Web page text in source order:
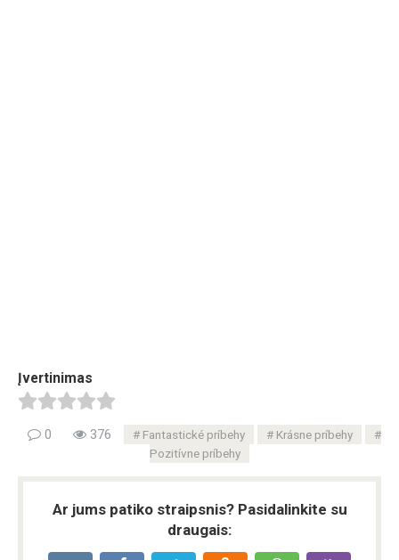
Įvertinimas
0 376 Fantastické príbehy
Krásne príbehy
Pozitívne príbehy
Ar jums patiko straipsnis? Pasidalinkite su
draugais: